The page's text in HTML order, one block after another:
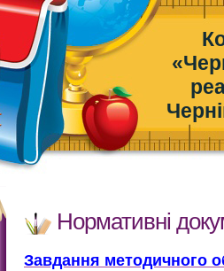
Нормативні
Завдання методичного